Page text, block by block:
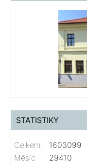
STATISTIKY
Celkem:
1603099
Měsíc:
29410